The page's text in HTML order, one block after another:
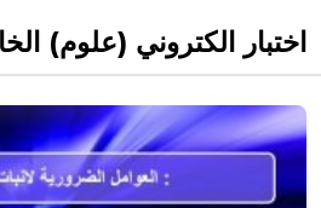
اختبار الكتروني (علوم)